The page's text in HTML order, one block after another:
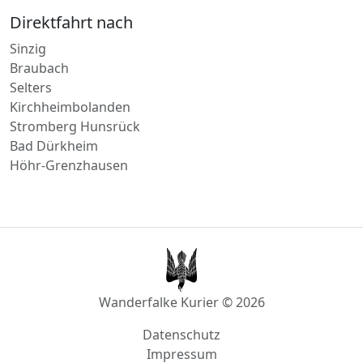
Wissen
Direktfahrt nach
Sinzig
Braubach
Selters
Kirchheimbolanden
Stromberg Hunsrück
Wanderfalke Kurier © 2026